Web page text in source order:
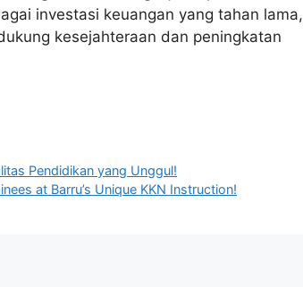
investasi keuangan yang tahan lama,
kesejahteraan dan peningkatan
Pendidikan yang Unggul!
at Barru’s Unique KKN Instruction!